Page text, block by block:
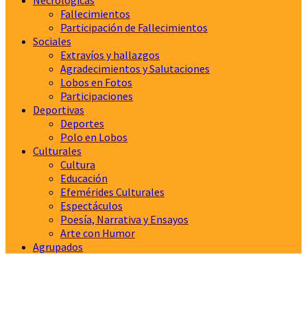
Fallecimientos
Participación de Fallecimientos
Sociales
Extravíos y hallazgos
Agradecimientos y Salutaciones
Lobos en Fotos
Participaciones
Deportivas
Deportes
Polo en Lobos
Culturales
Cultura
Educación
Efemérides Culturales
Espectáculos
Poesía, Narrativa y Ensayos
Arte con Humor
Agrupados